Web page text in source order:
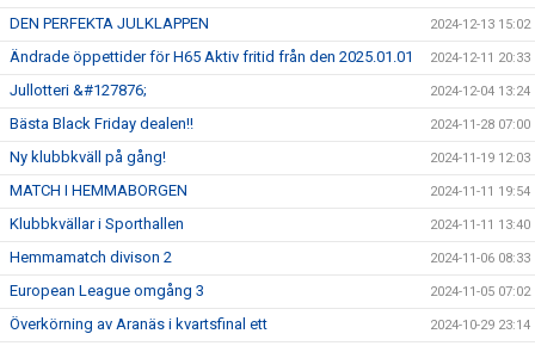
DEN PERFEKTA JULKLAPPEN 2024-12-13 15:02
Ändrade öppettider för H65 Aktiv fritid från den 2025.01.01 2024-12-11 20:33
Jullotteri &#127876; 2024-12-04 13:24
Bästa Black Friday dealen!! 2024-11-28 07:00
Ny klubbkväll på gång! 2024-11-19 12:03
MATCH I HEMMABORGEN 2024-11-11 19:54
Klubbkvällar i Sporthallen 2024-11-11 13:40
Hemmamatch divison 2 2024-11-06 08:33
European League omgång 3 2024-11-05 07:02
Överkörning av Aranäs i kvartsfinal ett 2024-10-29 23:14